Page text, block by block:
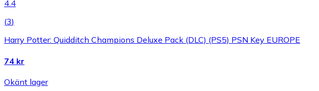
4.4
(3)
Harry Potter: Quidditch Champions Deluxe Pack (DLC) (PS5) PSN Key EUROPE
74 kr
Okänt lager